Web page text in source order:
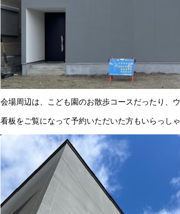
会場周辺は、こども園のお散歩コースだったり、
看板をご覧になって予約いただいた方もいらっし